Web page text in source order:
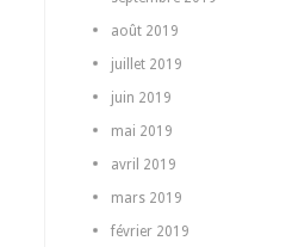
août 2019
juillet 2019
juin 2019
mai 2019
avril 2019
mars 2019
février 2019